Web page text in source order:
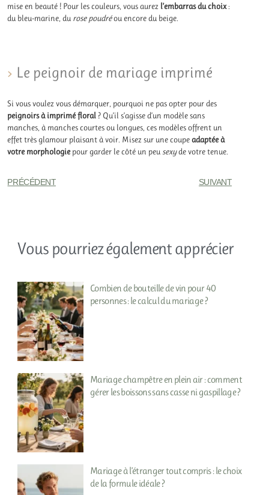
mise en beauté ! Pour les couleurs, vous aurez l’embarras du choix:
du bleu-marine, du rose poudréou encore du beige.
Le peignoir de mariage imprimé
Si vous voulez vous démarquer, pourquoi ne pas opter pour des
peignoirs à imprimé floral ? Qu’il s’agisse d’un modèle sans
manches, à manches courtes ou longues, ces modèles offrent un
effet très glamour plaisant à voir. Misez sur une coupeadaptée à
votre morphologiepour garder le côté un peu sexyde votre tenue.
PRÉCÉDENT SUIVANT
Vous pourriez également apprécier
Combien de bouteille de vin pour 40
personnes : le calcul du mariage ?
Mariage champêtre en plein air : comment
gérer les boissons sans casse ni gaspillage ?
Mariage à l’étranger tout compris : le choix
de la formule idéale ?